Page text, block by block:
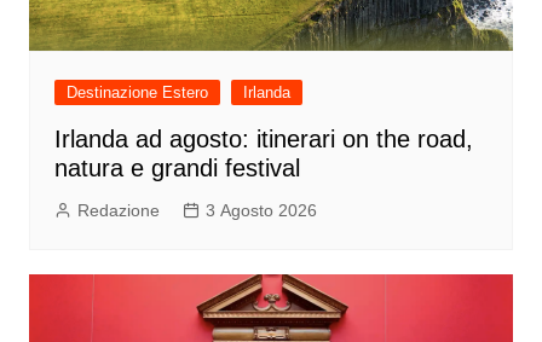
Destinazione Estero Irlanda
Irlanda ad agosto: itinerari on the road,
natura e grandi festival
Redazione 3 Agosto 2026